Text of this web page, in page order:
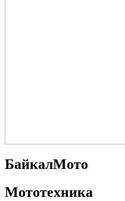
БайкалМото
Мототехника